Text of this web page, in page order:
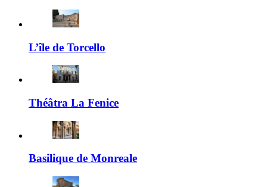
L’île de Torcello
Théâtra La Fenice
Basilique de Monreale